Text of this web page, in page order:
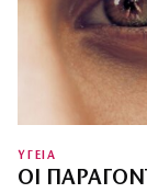
ΥΓΕΙΑ
ΟΙ